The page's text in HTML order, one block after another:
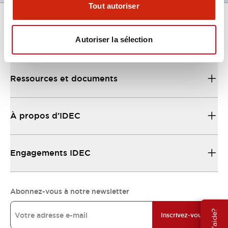
Tout autoriser
Autoriser la sélection
Ressources et documents
À propos d’IDEC
Engagements IDEC
Abonnez-vous à notre newsletter
Inscrivez-vous